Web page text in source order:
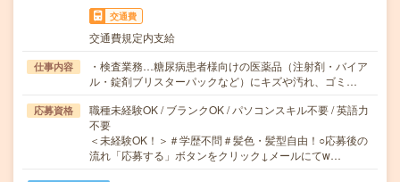
交通費
交通費規定内支給
仕事内容
・検査業務…糖尿病患者様向けの医薬品（注射剤・バイア
ル・錠剤ブリスターパックなど）にキズや汚れ、ゴミ…
応募資格
職種未経験OK / ブランクOK / パソコンスキル不要 / 英語力
不要
＜未経験OK！＞＃学歴不問＃髪色・髪型自由！○応募後の
流れ「応募する」ボタンをクリック↓メールにてw…